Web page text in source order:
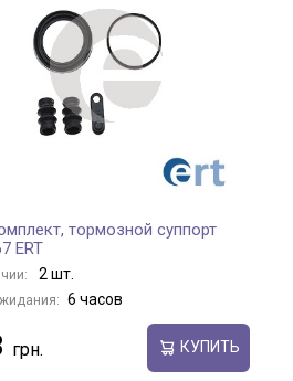
тормозной суппорт
ERT
2 шт.
6 часов
КУПИТЬ